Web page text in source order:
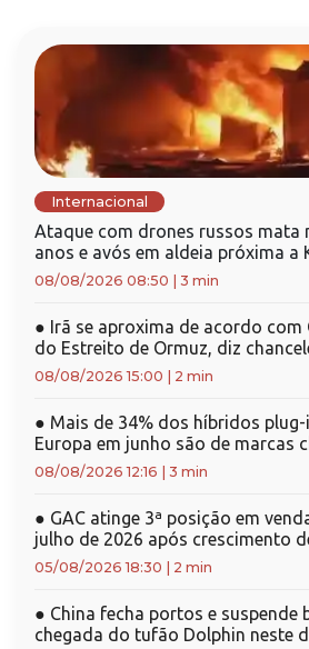
Internacional
Ataque com drones russos mata
anos e avós em aldeia próxima a
08/08/2026 08:50 3 min
● Irã se aproxima de acordo com
do Estreito de Ormuz, diz
08/08/2026 15:00 2 min
● Mais de 34% dos híbridos
Europa em junho são de marcas
08/08/2026 12:16 3 min
● GAC atinge 3ª posição em
julho de 2026 após crescimento
05/08/2026 18:30 2 min
● China fecha portos e suspende
chegada do tufão Dolphin neste